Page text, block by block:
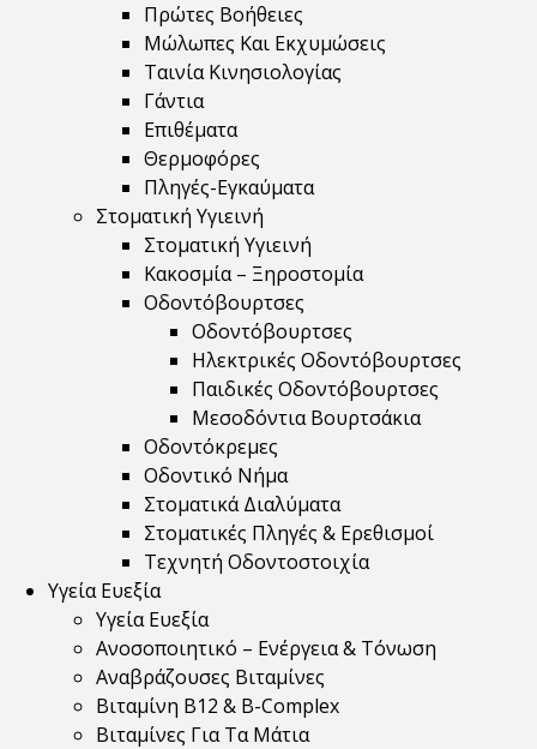
Πρώτες Βοήθειες
Μώλωπες Και Εκχυμώσεις
Ταινία Κινησιολογίας
Γάντια
Επιθέματα
Θερμοφόρες
Πληγές-Εγκαύματα
Στοματική Υγιεινή
Στοματική Υγιεινή
Κακοσμία – Ξηροστομία
Οδοντόβουρτσες
Οδοντόβουρτσες
Ηλεκτρικές Οδοντόβουρτσες
Παιδικές Οδοντόβουρτσες
Μεσοδόντια Βουρτσάκια
Οδοντόκρεμες
Οδοντικό Νήμα
Στοματικά Διαλύματα
Στοματικές Πληγές & Ερεθισμοί
Τεχνητή Οδοντοστοιχία
Υγεία Ευεξία
Υγεία Ευεξία
Ανοσοποιητικό – Ενέργεια & Τόνωση
Αναβράζουσες Βιταμίνες
Βιταμίνη B12 & Β-Complex
Βιταμίνες Για Τα Μάτια